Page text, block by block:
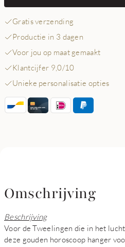
Gratis verzending
Productie in 3 dagen
Voor jou op maat gemaakt
Klantcijfer 9,0/10
Unieke personalisatie opties
Omschrijving
Beschrijving
Voor de Tweelingen die in het
deze gouden horoscoop hanger